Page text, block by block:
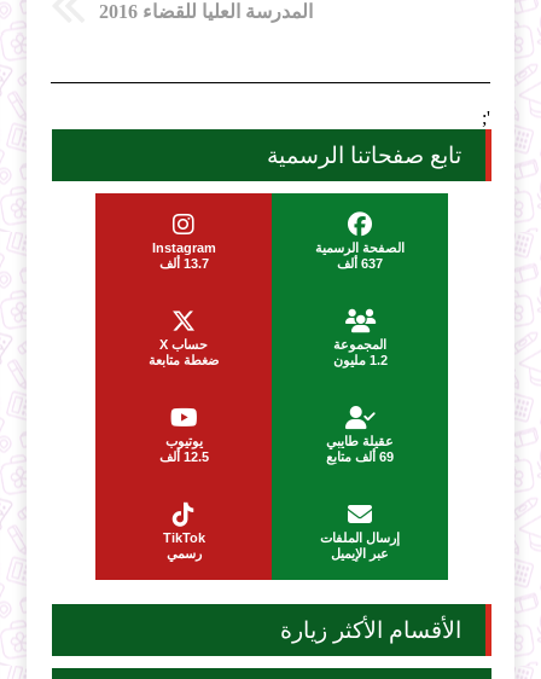
المدرسة العليا للقضاء 2016
';
تابع صفحاتنا الرسمية
الصفحة الرسمية
637 ألف
Instagram
13.7 ألف
المجموعة
1.2 مليون
حساب X
ضغطة متابعة
عقيلة طايبي
69 ألف متابع
يوتيوب
12.5 ألف
إرسال الملفات
عبر الإيميل
TikTok
رسمي
الأقسام الأكثر زيارة